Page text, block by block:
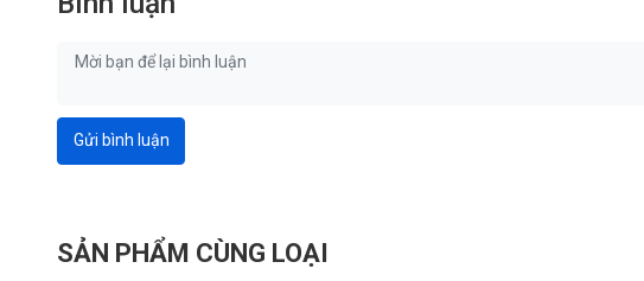
Màu sắc. Nhạy bén. Cảnh giác với Ezviz
nét, H80x Dual không cần bất kỳ đèn spotlight vẫn ghi hình cảnh vật chi
năng xoay và nghiêng linh hoạt, camera tự động theo dõi các hoạt động,
Gửi bình luận
SẢN PHẨM CÙNG LOẠI